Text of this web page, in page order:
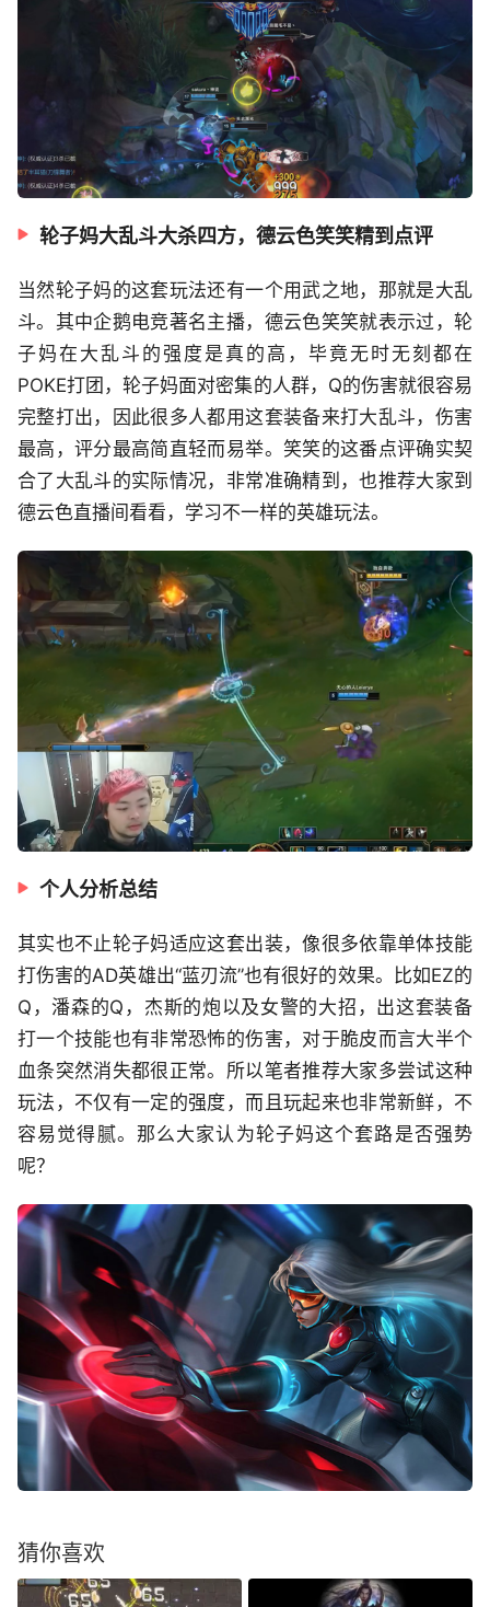
轮子妈大乱斗大杀四方，德云色笑笑精到点评
当然轮子妈的这套玩法还有一个用武之地，那就是大乱
斗。其中企鹅电竞著名主播，德云色笑笑就表示过，轮
子妈在大乱斗的强度是真的高，毕竟无时无刻都在
POKE打团，轮子妈面对密集的人群，Q的伤害就很容易
完整打出，因此很多人都用这套装备来打大乱斗，伤害
最高，评分最高简直轻而易举。笑笑的这番点评确实契
合了大乱斗的实际情况，非常准确精到，也推荐大家到
德云色直播间看看，学习不一样的英雄玩法。
个人分析总结
其实也不止轮子妈适应这套出装，像很多依靠单体技能
打伤害的AD英雄出“蓝刃流”也有很好的效果。比如EZ的
Q，潘森的Q，杰斯的炮以及女警的大招，出这套装备
打一个技能也有非常恐怖的伤害，对于脆皮而言大半个
血条突然消失都很正常。所以笔者推荐大家多尝试这种
玩法，不仅有一定的强度，而且玩起来也非常新鲜，不
容易觉得腻。那么大家认为轮子妈这个套路是否强势
呢？
猜你喜欢